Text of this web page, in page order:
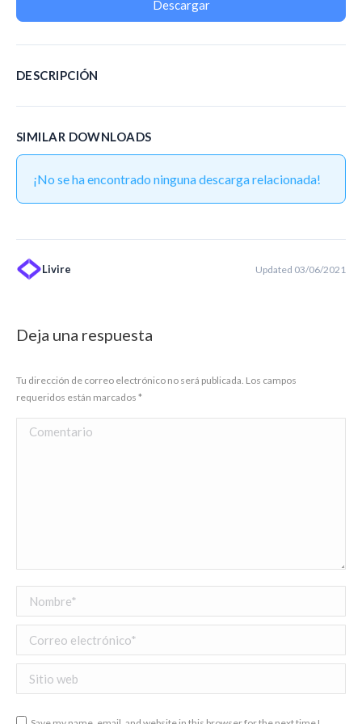
Descargar
DESCRIPCIÓN
SIMILAR DOWNLOADS
¡No se ha encontrado ninguna descarga relacionada!
Livire Updated 03/06/2021
Deja una respuesta
Tu dirección de correo electrónico no será publicada. Los campos
requeridos están marcados *
Comentario
Nombre *
Correo electrónico *
Sitio web